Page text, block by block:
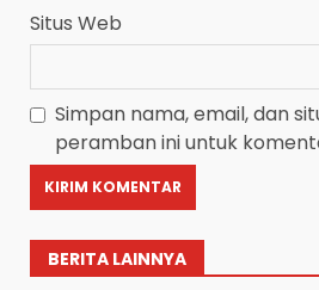
Situs Web
Simpan nama, email, dan
peramban ini untuk
BERITA LAINNYA